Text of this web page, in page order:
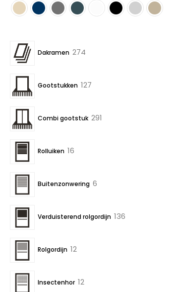
Dakramen 274
Gootstukken 127
Combi gootstuk 291
Rolluiken 16
Buitenzonwering 6
Verduisterend rolgordijn 136
Rolgordijn 12
Insectenhor 12